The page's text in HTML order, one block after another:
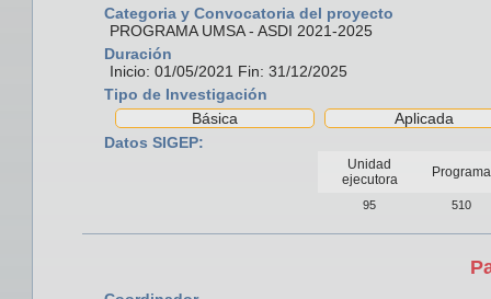
Categoria y Convocatoria del proyecto
PROGRAMA UMSA - ASDI 2021-2025
Duración
Inicio: 01/05/2021 Fin: 31/12/2025
Tipo de Investigación
Básica
Aplicada
Datos SIGEP:
Unidad
ejecutora
Programa
95 510